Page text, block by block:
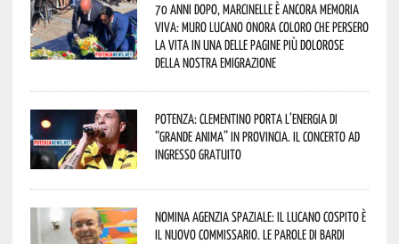
70 anni dopo, Marcinelle è ancora memoria
viva: Muro Lucano onora coloro che persero
la vita in una delle pagine più dolorose
della nostra emigrazione
Potenza: Clementino porta l’energia di
“Grande Anima” in provincia. Il concerto ad
ingresso gratuito
Nomina Agenzia Spaziale: il lucano Cospito è
il nuovo commissario. Le parole di Bardi